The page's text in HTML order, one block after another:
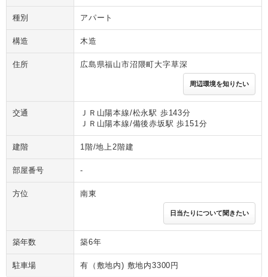
種別 アパート
構造 木造
住所 広島県福山市沼隈町大字草深
周辺環境を知りたい
交通
ＪＲ山陽本線/松永駅 歩143分
ＪＲ山陽本線/備後赤坂駅 歩151分
建階 1階/地上2階建
部屋番号 -
方位 南東
日当たりについて聞きたい
築年数 築6年
駐車場 有（敷地内) 敷地内3300円